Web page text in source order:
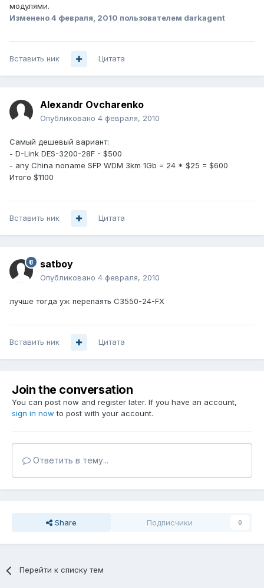
модулями.
Изменено4 февраля, 2010 пользователем darkagent
Вставить ник Цитата
Alexandr Ovcharenko
Опубликовано 4 февраля, 2010
Самый дешевый вариант:
- D-Link DES-3200-28F - $500
- any China noname SFP WDM 3km 1Gb = 24 * $25 = $600
Итого $1100
Вставить ник Цитата
satboy
Опубликовано 4 февраля, 2010
лучше тогда уж перепаять C3550-24-FX
Вставить ник Цитата
Join the conversation
You can post now and register later. If you have an account,
sign in now to post with your account.
Ответить в тему...
Share Подписчики 0
Перейти к списку тем